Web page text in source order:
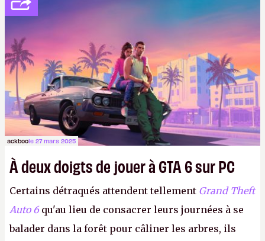
boîte à meuh, de deux processeurs Xeon Platinum,
d'1,5 To de mémoire et de 30 To de stockage en
cartouches Syquest. À moins que ce ne soit en SSD
NVMe, je confonds toujours.
ackboole 27 mars 2025
À deux doigts de jouer à GTA 6 sur PC
Certains détraqués attendent tellement Grand Theft
Auto 6 qu'au lieu de consacrer leurs journées à se
balader dans la forêt pour câliner les arbres, ils